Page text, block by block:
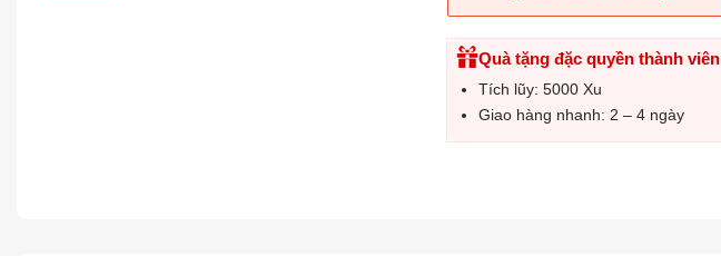
Quà tặng đặc quyền thành viên
Tích lũy: 5000 Xu
Giao hàng nhanh: 2 – 4 ngày